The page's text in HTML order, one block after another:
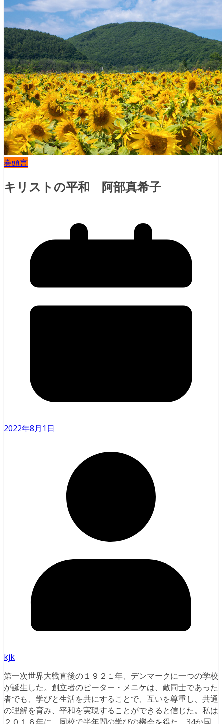
巻頭言
キリストの平和 阿部真希子
2022年8月1日
kjk
第一次世界大戦直後の１９２１年、デンマークに一つの学校
が誕生した。創立者のピーター・メニケは、敵同士であった
者でも、学びと生活を共にすることで、互いを尊重し、共通
の理解を育み、平和を実現することができると信じた。私は
２０１６年に、同校で半年間の学びの機会を得た。34か国